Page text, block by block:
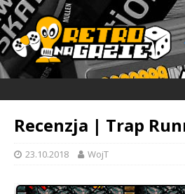
Recenzja | Trap
23.10.2018 WojT